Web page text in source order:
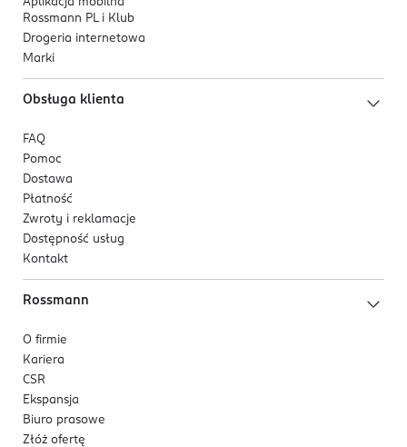
Rossmann PL i Klub
Drogeria internetowa
Marki
Obsługa klienta
FAQ
Pomoc
Dostawa
Płatność
Zwroty i reklamacje
Dostępność usług
Kontakt
Rossmann
O firmie
Kariera
CSR
Ekspansja
Biuro prasowe
Złóż ofertę